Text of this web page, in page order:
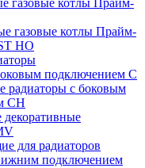
газовые котлы Прайм-
газовые котлы Прайм-
HO
подключением C
радиаторы c боковым
CH
для радиаторов
подключением